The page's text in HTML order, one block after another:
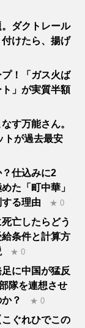
ダクトレール
けたら、揚げ
！「ガス火ば
」が実質半額
す万能さん。
トが過去最安
仕込みに2
た「町中華」
る理由
★ 0
亡したらどう
条件と計算方
★ 0
に中国が猛反
隊を連想させ
？
★ 0
ぐれひでこの